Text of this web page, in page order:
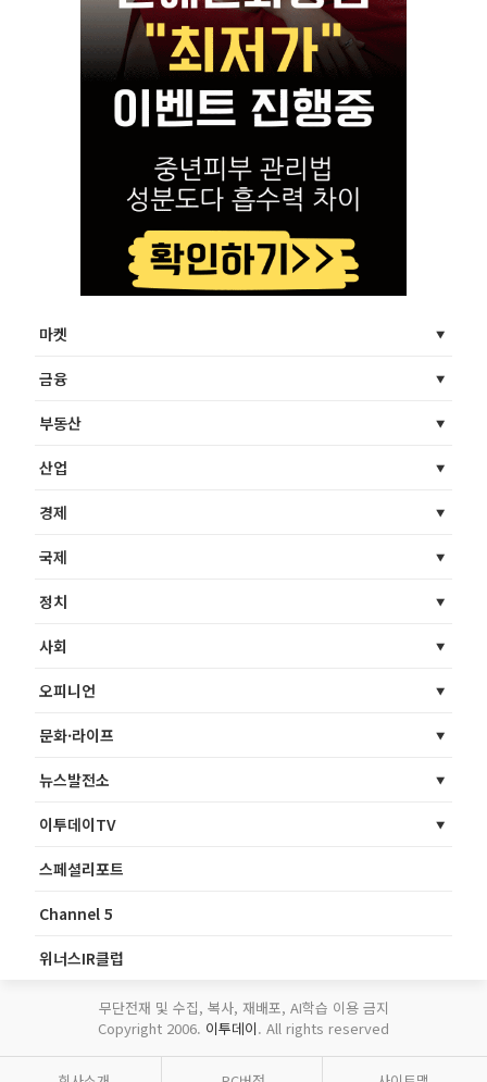
마켓
금융
부동산
산업
경제
국제
정치
사회
오피니언
문화·라이프
뉴스발전소
이투데이TV
스페셜리포트
Channel 5
위너스IR클럽
무단전재 및 수집, 복사, 재배포, AI학습 이용 금지
Copyright 2006. 이투데이. All rights reserved